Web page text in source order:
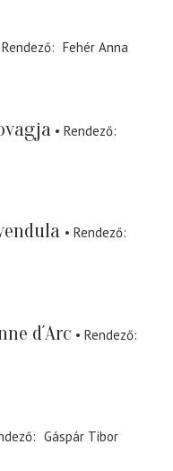
Rendező
Fehér Anna
Rendező
Rendező
d´Arc
Rendező
Gáspár Tibor